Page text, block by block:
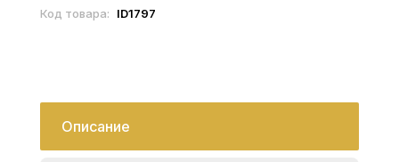
Код товара:
ID1797
Описание